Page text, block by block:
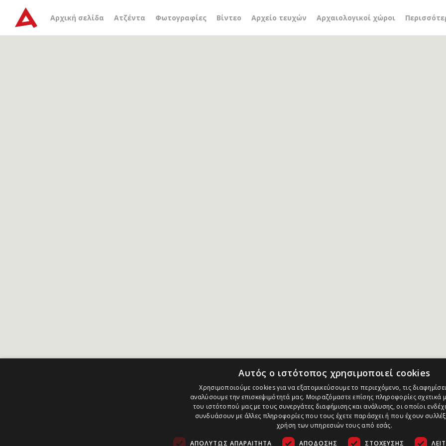
Αρχική σελίδα Ατζέντα Φωτογραφίες Βίντεο Αρχείο τευχών Αρχαιολογικοί χώροι
Αρχείο ετικέτας ναυάγια Αλοννήσου
Αυτός ο ιστότοπος χρησιμοποιεί cookies
Χρησιμοποιούμε cookies για να εξατομικεύσουμε το περιεχόμενο, τις
αναλύσουμε την επισκεψιμότητά μας. Μοιραζόμαστε επίσης πληροφορίες σχετικά
του ιστότοπού μας με τους συνεργάτες διαφήμισης και ανάλυσης, οι οποίοι
συνδυάσουν με άλλες πληροφορίες που τους έχετε παράσχει ή που έχουν
χρήση των υπηρεσιών τους από εσάς.
ΑΠΟΛΎΤΩΣ ΑΠΑΡΑΊΤΗΤΑ ΑΠΌΔΟΣΗΣ ΣΤΌΧΕΥΣΗΣ